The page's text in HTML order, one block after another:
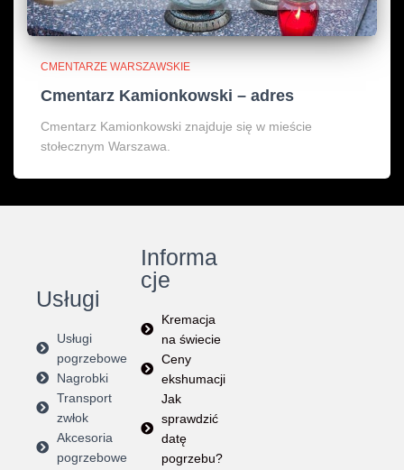
CMENTARZE WARSZAWSKIE
Cmentarz Kamionkowski – adres
Cmentarz Kamionkowski znajduje się w mieście
stołecznym Warszawa.
Usługi
Usługi
pogrzebowe
Nagrobki
Transport
zwłok
Akcesoria
pogrzebowe
Informa
cje
Kremacja
na świecie
Ceny
ekshumacji
Jak
sprawdzić
datę
pogrzebu?